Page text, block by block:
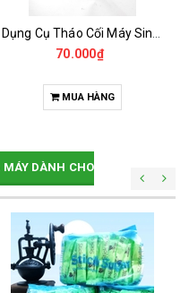
70.000₫
MUA HÀNG
DÀNH CHO